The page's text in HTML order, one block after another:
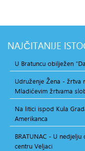
NAJČITANIJE
U Bratuncu obilježen
Udruženje Žena - žrtva
Mladićevim žrtvama
Na litici ispod Kula
Amerikanca
BRATUNAC - U
centru Veljaci